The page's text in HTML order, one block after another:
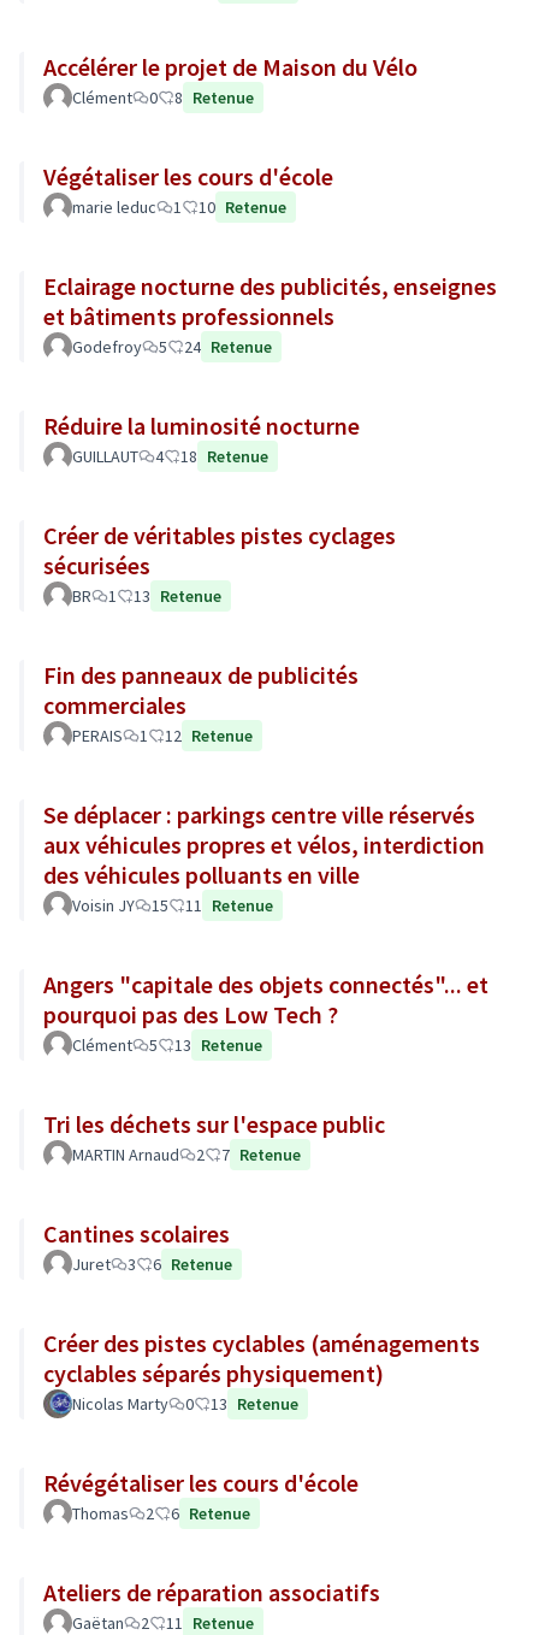
Accélérer le projet de Maison du Vélo
Clément 0 8 Retenue
Végétaliser les cours d'école
marie leduc 1 10 Retenue
Eclairage nocturne des publicités, enseignes
et bâtiments professionnels
Godefroy 5 24 Retenue
Réduire la luminosité nocturne
GUILLAUT 4 18 Retenue
Créer de véritables pistes cyclages
sécurisées
BR 1 13 Retenue
Fin des panneaux de publicités
commerciales
PERAIS 1 12 Retenue
Se déplacer : parkings centre ville réservés
aux véhicules propres et vélos, interdiction
des véhicules polluants en ville
Voisin JY 15 11 Retenue
Angers "capitale des objets connectés"... et
pourquoi pas des Low Tech ?
Clément 5 13 Retenue
Tri les déchets sur l'espace public
MARTIN Arnaud 2 7 Retenue
Cantines scolaires
Juret 3 6 Retenue
Créer des pistes cyclables (aménagements
cyclables séparés physiquement)
Nicolas Marty 0 13 Retenue
Révégétaliser les cours d'école
Thomas 2 6 Retenue
Ateliers de réparation associatifs
Gaëtan 2 11 Retenue